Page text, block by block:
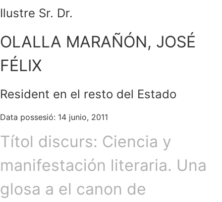
Ilustre Sr. Dr.
OLALLA MARAÑÓN, JOSÉ
FÉLIX
Resident en el resto del Estado
Data possesió: 14 junio, 2011
Títol discurs: Ciencia y
manifestación literaria. Una
glosa a el canon de